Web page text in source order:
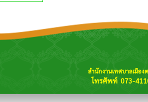
สำนักงานเทศบาลเมือ
โทรศัพท์ 073-